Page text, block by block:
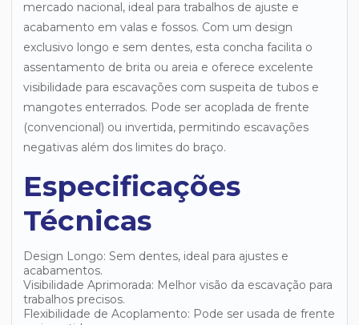
mercado nacional, ideal para trabalhos de ajuste e
acabamento em valas e fossos. Com um design
exclusivo longo e sem dentes, esta concha facilita o
assentamento de brita ou areia e oferece excelente
visibilidade para escavações com suspeita de tubos e
mangotes enterrados. Pode ser acoplada de frente
(convencional) ou invertida, permitindo escavações
negativas além dos limites do braço.
Especificações
Técnicas
Design Longo: Sem dentes, ideal para ajustes e
acabamentos.
Visibilidade Aprimorada: Melhor visão da escavação para
trabalhos precisos.
Flexibilidade de Acoplamento: Pode ser usada de frente